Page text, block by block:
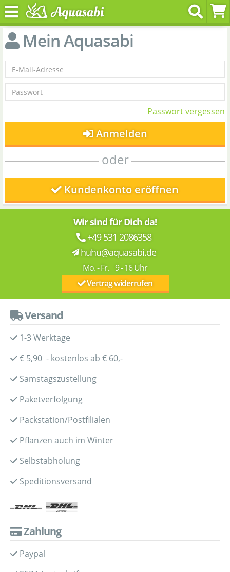
Mein Aquasabi
Passwort vergessen
Anmelden
oder
Kundenkonto eröffnen
Wir sind für Dich da!
+49 531 2086358
huhu@aquasabi.de
Mo. - Fr. 9 - 16 Uhr
Vertrag widerrufen
Versand
1-3 Werktage
€ 5,90 - kostenlos ab € 60,-
Samstagszustellung
Paketverfolgung
Packstation/Postfilialen
Pflanzen auch im Winter
Selbstabholung
Speditionsversand
Zahlung
Paypal